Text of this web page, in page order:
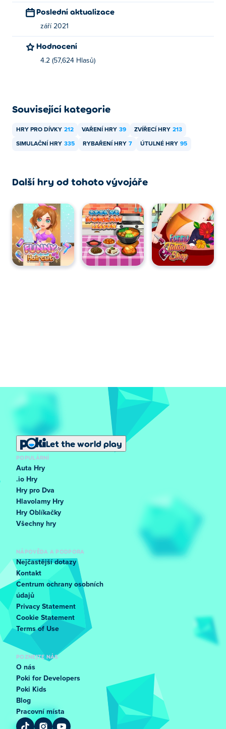
Poslední aktualizace
září 2021
Hodnocení
4.2 (57,624 Hlasů)
Související kategorie
HRY PRO DÍVKY 212 VAŘENÍ HRY 39 ZVÍŘECÍ HRY 213
SIMULAČNÍ HRY 335 RYBAŘENÍ HRY 7 ÚTULNÉ HRY 95
Další hry od tohoto vývojáře
Let the world play
POPULÁRNÍ
Auta Hry
.io Hry
Hry pro Dva
Hlavolamy Hry
Hry Oblíkačky
Všechny hry
NÁPOVĚDA A PODPORA
Nejčastější dotazy
Kontakt
Centrum ochrany osobních
údajů
Privacy Statement
Cookie Statement
Terms of Use
POZNEJTE NÁS
O nás
Poki for Developers
Poki Kids
Blog
Pracovní místa